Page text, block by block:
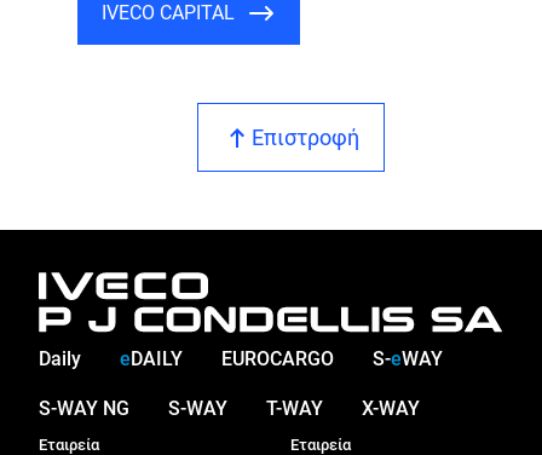
IVECO CAPITAL
Επιστροφή
Daily eDAILY EUROCARGO S-eWAY
S-WAY NG S-WAY T-WAY X-WAY
Εταιρεία Εταιρεία